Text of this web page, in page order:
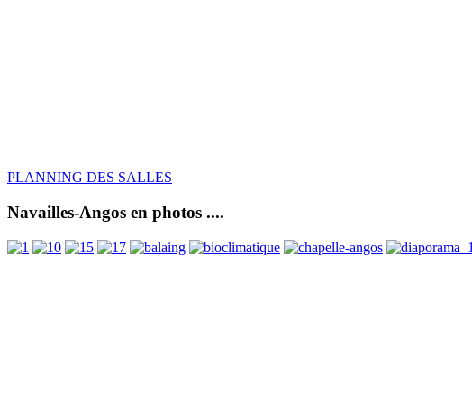
PLANNING DES SALLES
Navailles-Angos en photos ....